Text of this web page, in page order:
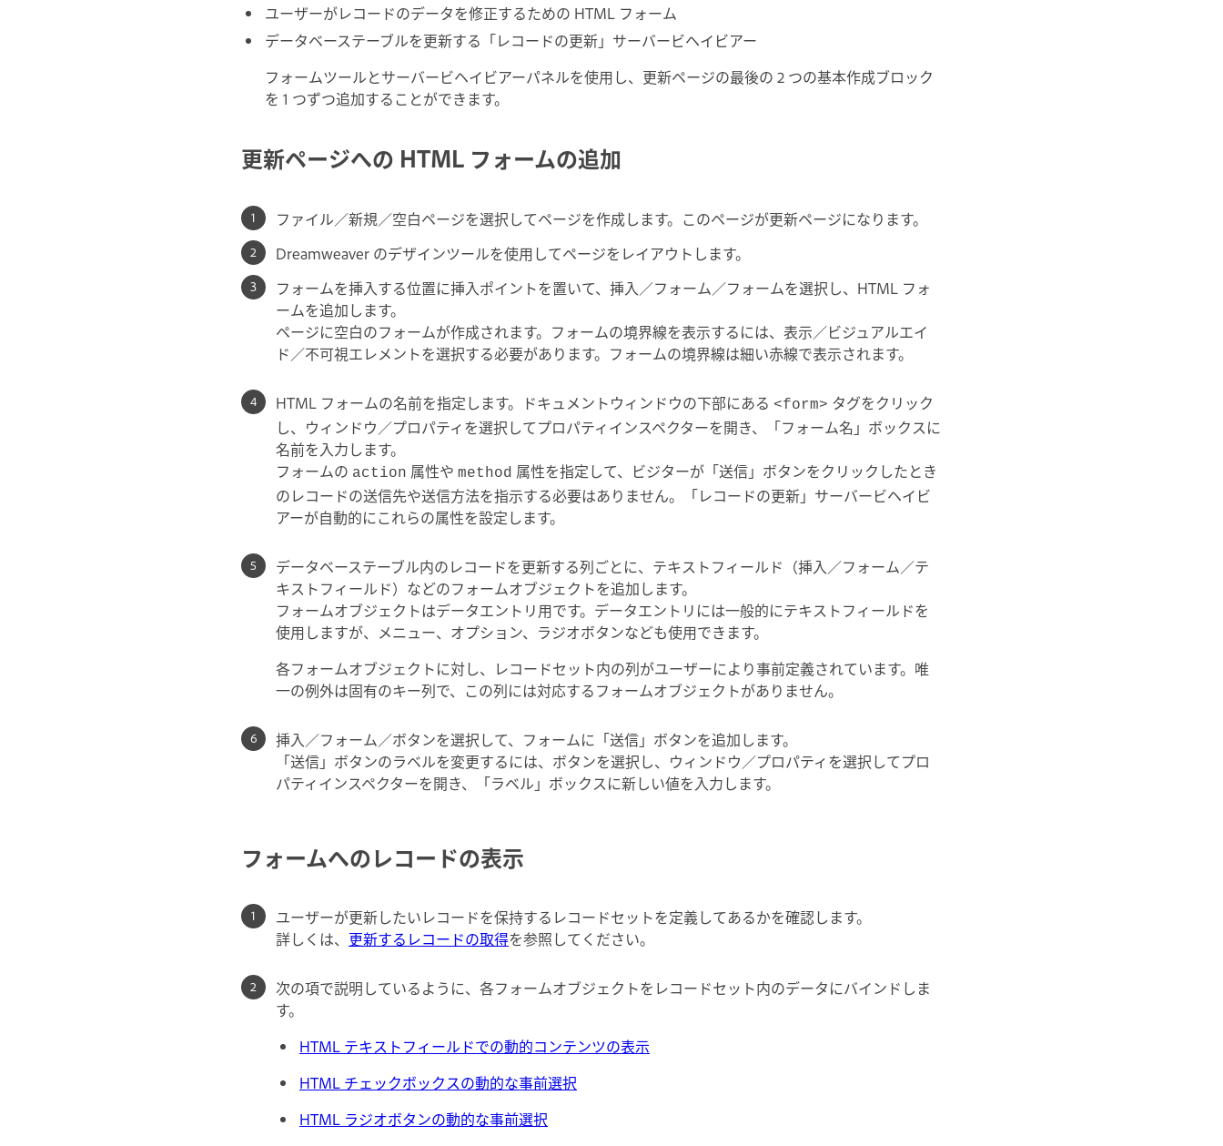
ユーザーがレコードのデータを修正するための HTML フォーム
データベーステーブルを更新する「レコードの更新」サーバービヘイビアー
フォームツールとサーバービヘイビアーパネルを使用し、更新ページの最後の 2 つの基本作成ブロック
を 1 つずつ追加することができます。
更新ページへの HTML フォームの追加
ファイル／新規／空白ページを選択してページを作成します。このページが更新ページになります。
Dreamweaver のデザインツールを使用してページをレイアウトします。
フォームを挿入する位置に挿入ポイントを置いて、挿入／フォーム／フォームを選択し、HTML フォ
ームを追加します。
ページに空白のフォームが作成されます。フォームの境界線を表示するには、表示／ビジュアルエイ
ド／不可視エレメントを選択する必要があります。フォームの境界線は細い赤線で表示されます。
HTML フォームの名前を指定します。ドキュメントウィンドウの下部にある <form> タグをクリック
し、ウィンドウ／プロパティを選択してプロパティインスペクターを開き、「フォーム名」ボックスに
名前を入力します。
フォームの action 属性や method 属性を指定して、ビジターが「送信」ボタンをクリックしたとき
のレコードの送信先や送信方法を指示する必要はありません。「レコードの更新」サーバービヘイビ
アーが自動的にこれらの属性を設定します。
データベーステーブル内のレコードを更新する列ごとに、テキストフィールド（挿入／フォーム／テ
キストフィールド）などのフォームオブジェクトを追加します。
フォームオブジェクトはデータエントリ用です。データエントリには一般的にテキストフィールドを
使用しますが、メニュー、オプション、ラジオボタンなども使用できます。
各フォームオブジェクトに対し、レコードセット内の列がユーザーにより事前定義されています。唯
一の例外は固有のキー列で、この列には対応するフォームオブジェクトがありません。
挿入／フォーム／ボタンを選択して、フォームに「送信」ボタンを追加します。
「送信」ボタンのラベルを変更するには、ボタンを選択し、ウィンドウ／プロパティを選択してプロ
パティインスペクターを開き、「ラベル」ボックスに新しい値を入力します。
フォームへのレコードの表示
ユーザーが更新したいレコードを保持するレコードセットを定義してあるかを確認します。
詳しくは、 更新するレコードの取得を参照してください。
次の項で説明しているように、各フォームオブジェクトをレコードセット内のデータにバインドしま
す。
HTML テキストフィールドでの動的コンテンツの表示
HTML チェックボックスの動的な事前選択
HTML ラジオボタンの動的な事前選択